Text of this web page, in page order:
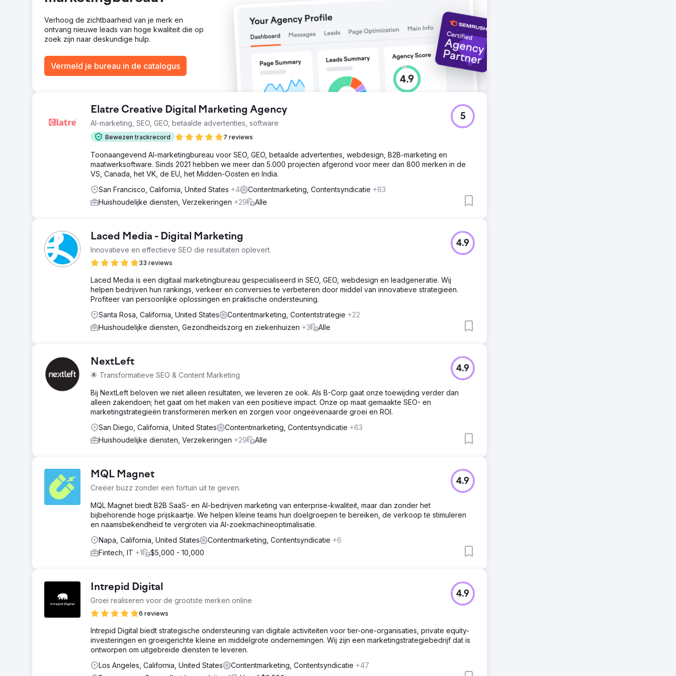
Verhoog de zichtbaarheid van je merk en
ontvang nieuwe leads van hoge kwaliteit die op
zoek zijn naar deskundige hulp.
Vermeld je bureau in de catalogus
Elatre Creative Digital Marketing Agency
AI-marketing, SEO, GEO, betaalde advertenties, software
Bewezen trackrecord 7 reviews
5
Toonaangevend AI-marketingbureau voor SEO, GEO, betaalde advertenties, webdesign, B2B-marketing en
maatwerksoftware. Sinds 2021 hebben we meer dan 5.000 projecten afgerond voor meer dan 800 merken in de
VS, Canada, het VK, de EU, het Midden-Oosten en India.
San Francisco, California, United States +4 Contentmarketing, Contentsyndicatie +63
Huishoudelijke diensten, Verzekeringen +29 Alle
Laced Media - Digital Marketing
Innovatieve en effectieve SEO die resultaten oplevert.
33 reviews
4.9
Laced Media is een digitaal marketingbureau gespecialiseerd in SEO, GEO, webdesign en leadgeneratie. Wij
helpen bedrijven hun rankings, verkeer en conversies te verbeteren door middel van innovatieve strategieën.
Profiteer van persoonlijke oplossingen en praktische ondersteuning.
Santa Rosa, California, United States
Contentmarketing, Contentstrategie +22
Huishoudelijke diensten, Gezondheidszorg en ziekenhuizen +3 Alle
NextLeft
🌟 Transformatieve SEO & Content Marketing
4.9
Bij NextLeft beloven we niet alleen resultaten, we leveren ze ook. Als B-Corp gaat onze toewijding verder dan
alleen zakendoen; het gaat om het maken van een positieve impact. Onze op maat gemaakte SEO- en
marketingstrategieën transformeren merken en zorgen voor ongeëvenaarde groei en ROI.
San Diego, California, United States
Contentmarketing, Contentsyndicatie +63
Huishoudelijke diensten, Verzekeringen +29 Alle
MQL Magnet
Creëer buzz zonder een fortuin uit te geven.
4.9
MQL Magnet biedt B2B SaaS- en AI-bedrijven marketing van enterprise-kwaliteit, maar dan zonder het
bijbehorende hoge prijskaartje. We helpen kleine teams hun doelgroepen te bereiken, de verkoop te stimuleren
en naamsbekendheid te vergroten via AI-zoekmachineoptimalisatie.
Napa, California, United States
Contentmarketing, Contentsyndicatie +6
Fintech, IT +1 $5,000 - 10,000
Intrepid Digital
Groei realiseren voor de grootste merken online
6 reviews
4.9
Intrepid Digital biedt strategische ondersteuning van digitale activiteiten voor tier-one-organisaties, private equity-
investeringen en groeigerichte kleine en middelgrote ondernemingen. Wij zijn een marketingstrategiebedrijf dat is
ontworpen om uitgebreide diensten te leveren.
Los Angeles, California, United States
Contentmarketing, Contentsyndicatie +47